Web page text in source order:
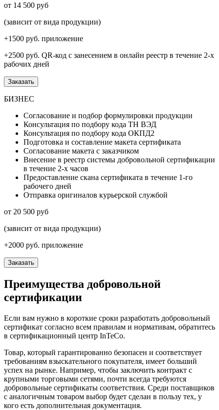
от 14 500 руб
(зависит от вида продукции)
+1500 руб. приложение
+2500 руб. QR-код с занесением в онлайн реестр в течение 2-х
рабочих дней
Заказать
БИЗНЕС
Согласование и подбор формулировки продукции
Консультация по подбору кода ТН ВЭД
Консультация по подбору кода ОКПД2
Подготовка и составление макета сертификата
Согласование макета с заказчиком
Внесение в реестр системы добровольной сертификации
в течение 2-х часов
Предоставление скана сертификата в течение 1-го
рабочего дней
Отправка оригиналов курьерской службой
от 20 500 руб
(зависит от вида продукции)
+2000 руб. приложение
Заказать
Преимущества добровольной
сертификации
Если вам нужно в короткие сроки разработать добровольный
сертификат согласно всем правилам и нормативам, обратитесь
в сертификационный центр InTeCo.
Товар, который гарантированно безопасен и соответствует
требованиям взыскательного покупателя, имеет больший
успех на рынке. Например, чтобы заключить контракт с
крупными торговыми сетями, почти всегда требуются
добровольные сертификаты соответствия. Среди поставщиков
с аналогичным товаром выбор будет сделан в пользу тех, у
кого есть дополнительная документация.